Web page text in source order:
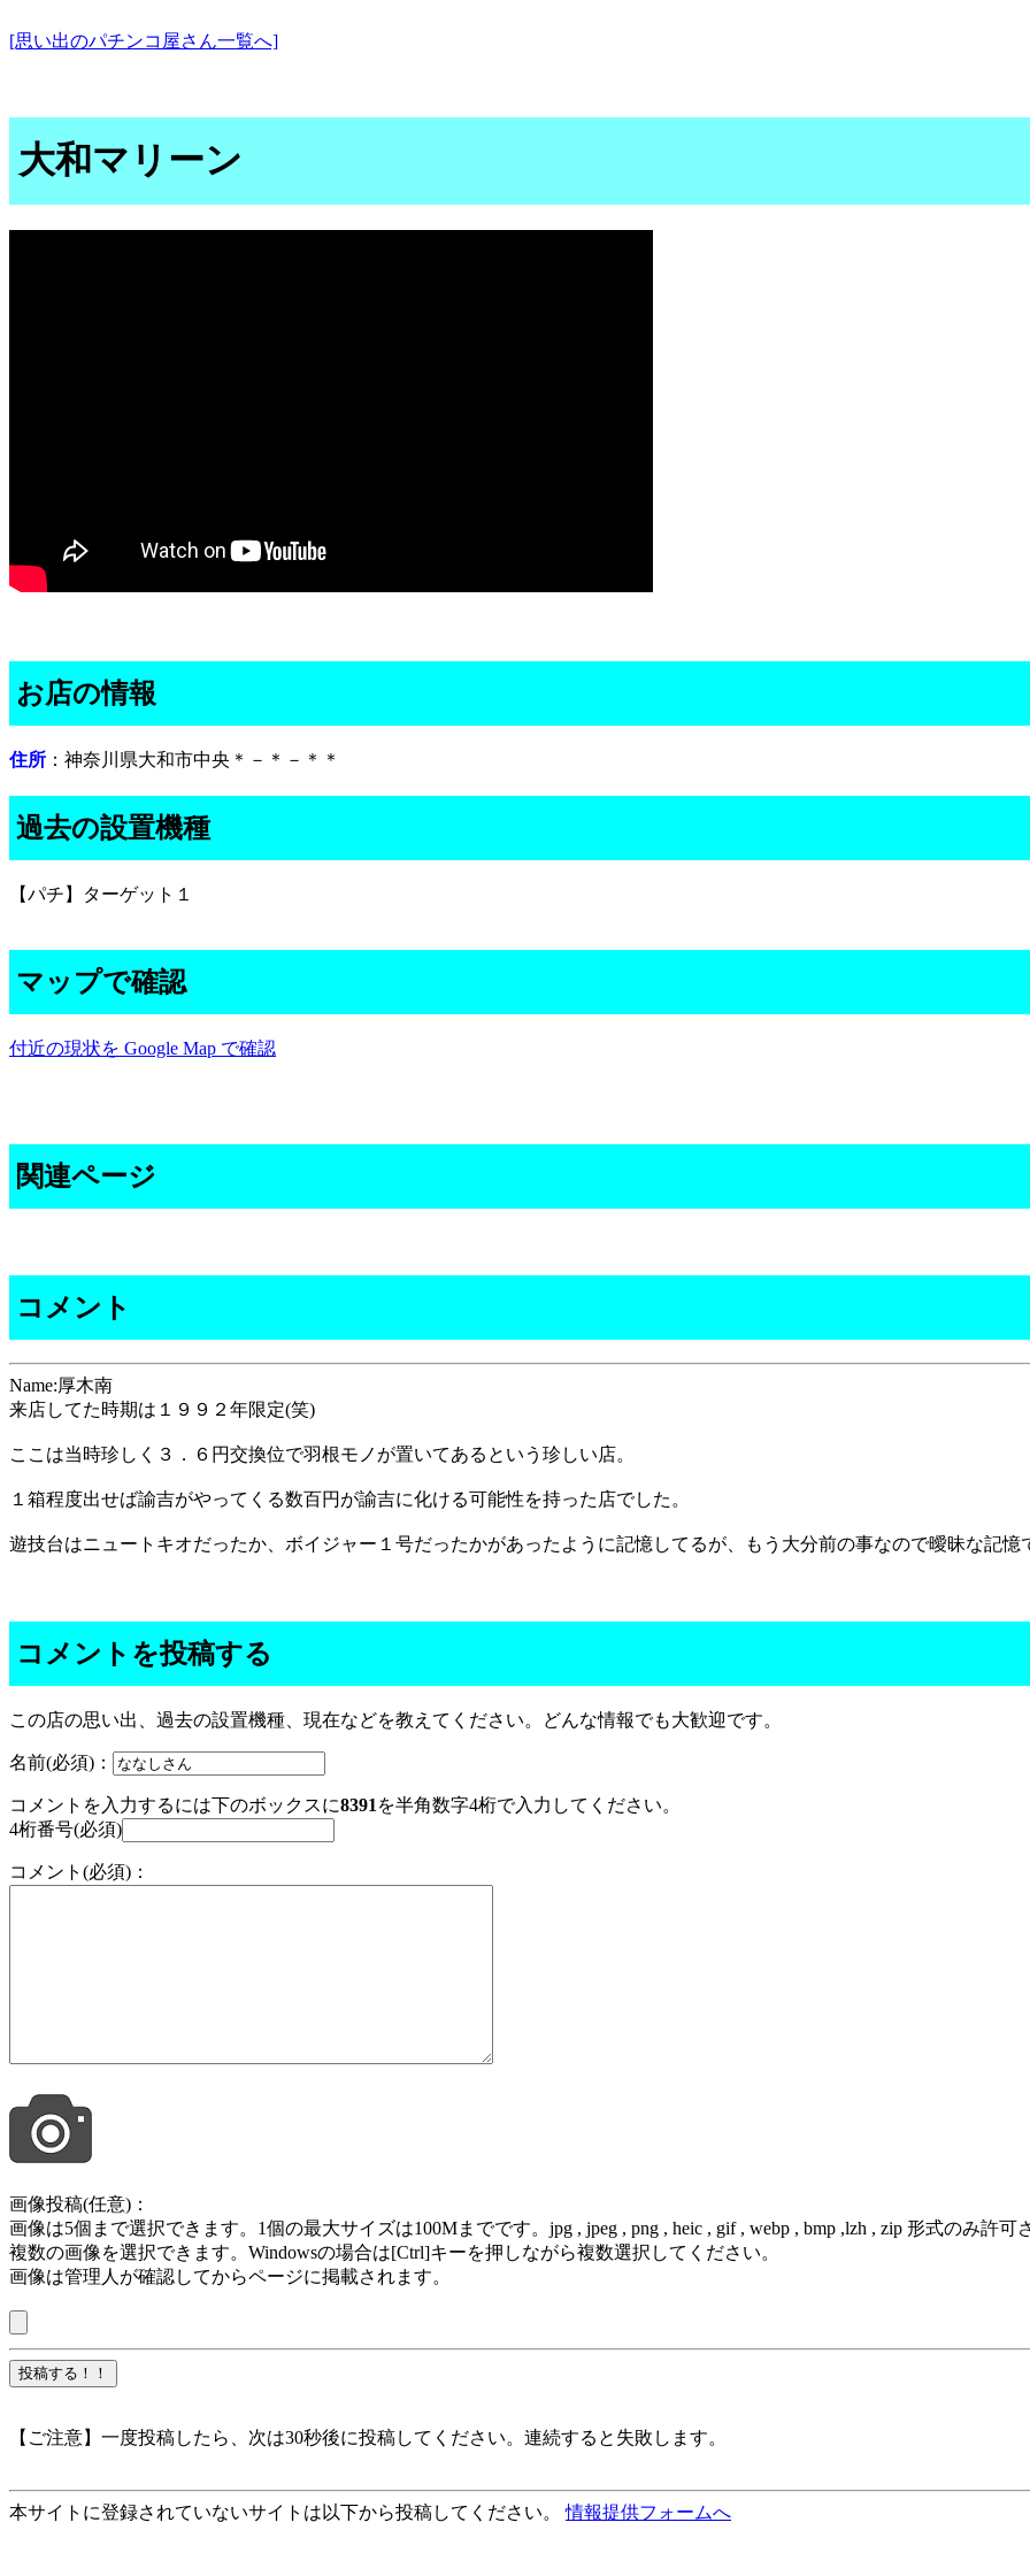
[思い出のパチンコ屋さん一覧へ]
大和マリーン
お店の情報
住所 ：神奈川県大和市中央＊－＊－＊＊
過去の設置機種
【パチ】ターゲット１
マップで確認
付近の現状を Google Map で確認
関連ページ
コメント
Name:厚木南
来店してた時期は１９９２年限定(笑)
ここは当時珍しく３．６円交換位で羽根モノが置いてあるという珍しい店。
１箱程度出せば諭吉がやってくる数百円が諭吉に化ける可能性を持った店でした。
遊技台はニュートキオだったか、ボイジャー１号だったかがあったように記憶してるが、もう大分前の事なので曖昧な記憶
コメントを投稿する
この店の思い出、過去の設置機種、現在などを教えてください。どんな情報でも大歓迎です。
名前(必須)：
コメントを入力するには下のボックスに8391 を半角数字4桁で入力してください。
4桁番号(必須)
コメント(必須)：
画像投稿(任意)：
画像は5個まで選択できます。1個の最大サイズは100Mまでです。jpg , jpeg , png , heic , gif , webp , bmp ,lzh , zip 形式のみ許可
複数の画像を選択できます。Windowsの場合は[Ctrl]キーを押しながら複数選択してください。
画像は管理人が確認してからページに掲載されます。
【ご注意】一度投稿したら、次は30秒後に投稿してください。連続すると失敗します。
本サイトに登録されていないサイトは以下から投稿してください。情報提供フォームへ